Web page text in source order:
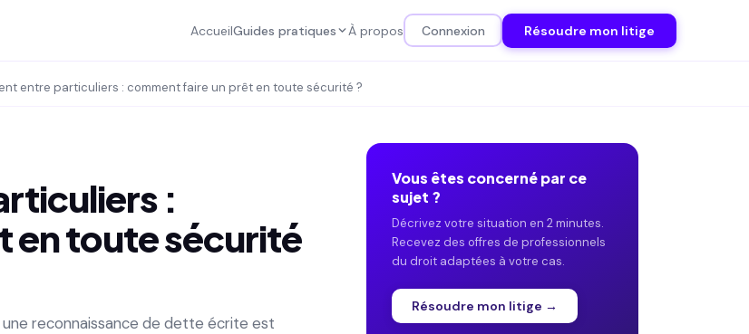
AccueilGuides pratiques À propos Connexion Résoudre mon litige
entre particuliers : comment faire un prêt en toute sécurité ?
:
en toute sécurité
reconnaissance de dette écrite est
Vous êtes concerné par ce
sujet ?
Décrivez votre situation en 2 minutes.
Recevez des offres de professionnels
du droit adaptées à votre cas.
Résoudre mon litige →